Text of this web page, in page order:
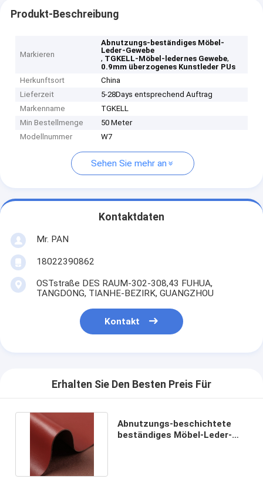
Produkt-Beschreibung
Markieren
Abnutzungs-beständiges Möbel-
Leder-Gewebe
, TGKELL-Möbel-ledernes Gewebe,
0.9mm überzogenes Kunstleder PUs
Herkunftsort
China
Lieferzeit
5-28Days entsprechend Auftrag
Markenname
TGKELL
Min Bestellmenge
50 Meter
Modellnummer
W7
Sehen Sie mehr an
Kontaktdaten
Mr. PAN
18022390862
OSTstraße DES RAUM-302-308,43 FUHUA,
TANGDONG, TIANHE-BEZIRK, GUANGZHOU
Kontakt
Erhalten Sie Den Besten Preis Für
Abnutzungs-beschichtete
beständiges Möbel-Leder-